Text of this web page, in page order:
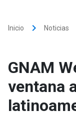
Inicio keyboard_arrow_right Noticias
GNAM
ventana